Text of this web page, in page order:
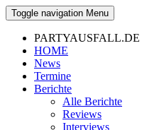
Toggle navigation Menu
PARTYAUSFALL.DE
HOME
News
Termine
Berichte
Alle Berichte
Reviews
Interviews